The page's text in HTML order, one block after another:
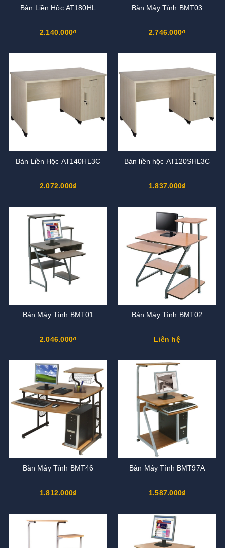
Bàn Liền Hộc AT180HL
2.140.000₫
Bàn Máy Tính BMT03
2.746.000₫
Bàn Liền Hộc AT140HL3C
2.072.000₫
Bàn liền hộc AT120SHL3C
1.837.000₫
Bàn Máy Tính BMT01
2.046.000₫
Bàn Máy Tính BMT02
Liên hệ
Bàn Máy Tính BMT46
1.812.000₫
Bàn Máy Tính BMT97A
1.587.000₫